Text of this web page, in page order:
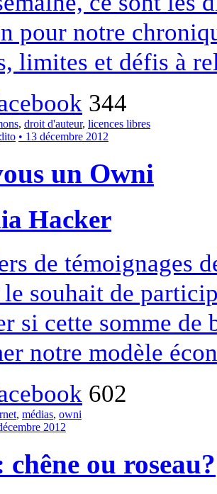
pour notre
limites et défis à
344
, droit d'auteur, licences libres
• 13 décembre 2012
un Owni
Hacker
de témoignages
souhait de
si cette somme
notre modèle
602
, médias, owni
2012
chêne ou roseau?